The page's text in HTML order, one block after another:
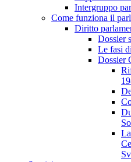
Intergruppo
Come funziona il
Diritto
Dossier
Le fasi
Dossier